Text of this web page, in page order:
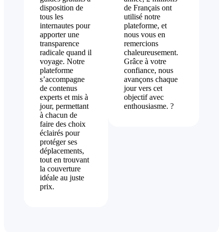
disposition de
tous les
internautes pour
apporter une
transparence
radicale quand il
voyage. Notre
plateforme
s’accompagne
de contenus
experts et mis à
jour, permettant
à chacun de
faire des choix
éclairés pour
protéger ses
déplacements,
tout en trouvant
la couverture
idéale au juste
prix.
de Français ont
utilisé notre
plateforme, et
nous vous en
remercions
chaleureusement.
Grâce à votre
confiance, nous
avançons chaque
jour vers cet
objectif avec
enthousiasme. ?